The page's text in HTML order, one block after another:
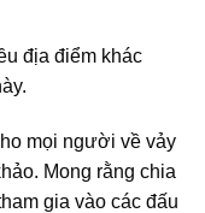
địa điểm khác
mọi người về vảy
Mong rằng chia
gia vào các đấu